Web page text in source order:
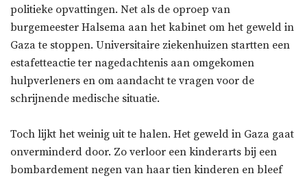
politieke opvattingen. Net als de oproep van
burgemeester Halsema aan het kabinet om het geweld in
Gaza te stoppen. Universitaire ziekenhuizen startten een
estafetteactie ter nagedachtenis aan omgekomen
hulpverleners en om aandacht te vragen voor de
schrijnende medische situatie.
Toch lijkt het weinig uit te halen. Het geweld in Gaza gaat
onverminderd door. Zo verloor een kinderarts bij een
bombardement negen van haar tien kinderen en bleef